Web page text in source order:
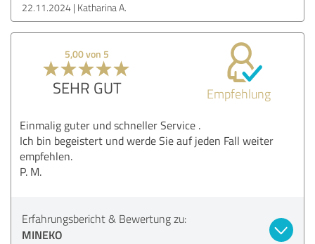
22.11.2024 Katharina A.
5,00 von 5
SEHR GUT Empfehlung
Einmalig guter und schneller Service .
Ich bin begeistert und werde Sie auf jeden Fall weiter
empfehlen.
P. M.
Erfahrungsbericht & Bewertung zu:
MINEKO